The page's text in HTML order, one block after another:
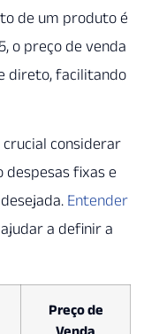
de um produto é
o preço de venda
direto, facilitando
considerar
despesas fixas e
Entender
a definir a
Preço de
Venda